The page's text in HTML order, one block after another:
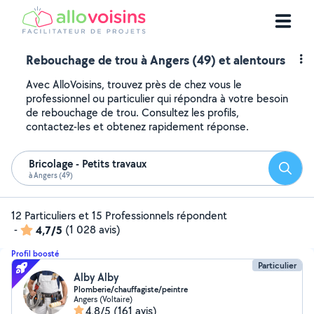
Rebouchage de trou à Angers (49) et alentours
Avec AlloVoisins, trouvez près de chez vous le
professionnel ou particulier qui répondra à votre besoin
de rebouchage de trou. Consultez les profils,
contactez-les et obtenez rapidement réponse.
Bricolage - Petits travaux
à Angers (49)
12 Particuliers et 15 Professionnels répondent
-
4,7/5 (1 028 avis)
Profil boosté
Particulier
Alby Alby
Plomberie/chauffagiste/peintre
Angers (Voltaire)
4,8/5 (161 avis)